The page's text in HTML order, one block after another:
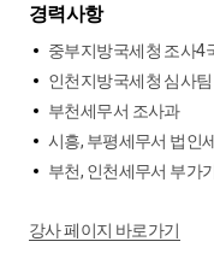
경력사항
중부지방국세청 조사4
인천지방국세청 심사
부천세무서 조사과
시흥, 부평세무서 법인
부천, 인천세무서 부가
강사 페이지 바로가기